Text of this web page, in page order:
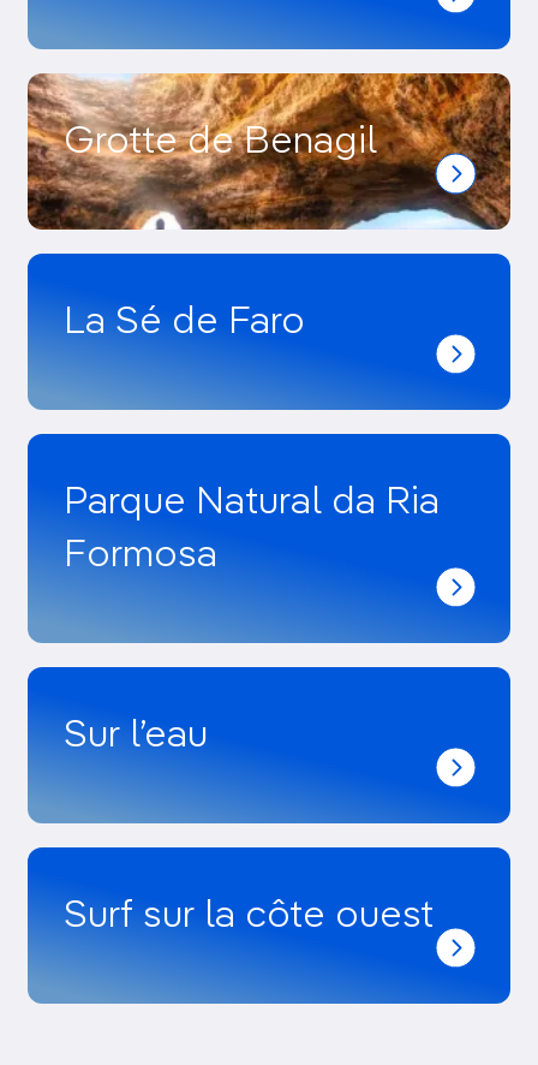
Grotte de Benagil
La Sé de Faro
Parque Natural da Ria
Formosa
Sur l’eau
Surf sur la côte ouest